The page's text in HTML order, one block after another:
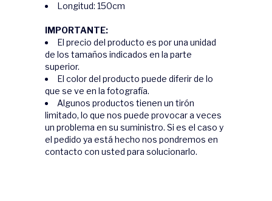
Longitud: 150cm
IMPORTANTE:
El precio del producto es por una unidad
de los tamaños indicados en la parte
superior.
El color del producto puede diferir de lo
que se ve en la fotografía.
Algunos productos tienen un tirón
limitado, lo que nos puede provocar a veces
un problema en su suministro. Si es el caso y
el pedido ya está hecho nos pondremos en
contacto con usted para solucionarlo.